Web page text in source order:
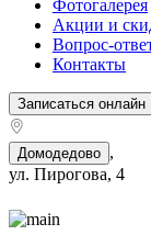
Фотогалерея
Акции и
Вопрос-
Контакты
Записаться онлайн
Домодедово ,
ул. Пирогова, 4